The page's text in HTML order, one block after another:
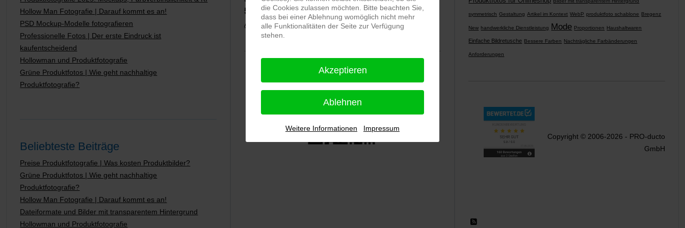
Hollow Man Fotografie | Darauf kommt es an!
PSD Mockup-Modelle fotografieren
Professionelle Fotos | Der erste Eindruck ist
kaufentscheidend
Hollowman und Produktfotografie
Grüne Produktfotos | Wie geht nachhaltige
Produktfotografie?
Beliebteste Beiträge
Preise Produktfotografie | Was kosten Produktbilder?
Grüne Produktfotos | Wie geht nachhaltige
Produktfotografie?
Hollow Man Fotografie | Darauf kommt es an!
Dateiformate und Bilder mit transparentem Hintergrund
Hollowman und Produktfotografie
5,0 ⭐⭐⭐⭐⭐bei 144 Google-Rezensionen (Stand 02.01.2026)
Alle Rezensionen ansehen|Bewertung abgeben
symmetrisch Gestaltung Artikel im Kontext WebP produktfoto schablone Bregenz
New handwerkliche Dienstleistung Mode Proportionen Haushaltwaren
Einfache Bildretusche Bessere Farben Nachträgliche Farbänderungen
Anforderungen
Copyright © 2006-2026 - PRO-ducto
GmbH
die Cookies zulassen möchten. Bitte beachten Sie,
dass bei einer Ablehnung womöglich nicht mehr
alle Funktionalitäten der Seite zur Verfügung
stehen.
Akzeptieren
Ablehnen
Weitere Informationen Impressum